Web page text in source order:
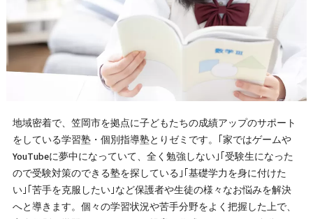
地域密着で、笠岡市を拠点に子どもたちの成績アップのサポート
をしている学習塾・個別指導塾とりゼミです。｢家ではゲームや
YouTubeに夢中になっていて、全く勉強しない｣｢受験生になった
ので受験対策のできる塾を探している｣｢基礎学力を身に付けた
い｣｢苦手を克服したい｣など保護者や生徒の様々なお悩みを解決
へと導きます。個々の学習状況や苦手分野をよく把握した上で、